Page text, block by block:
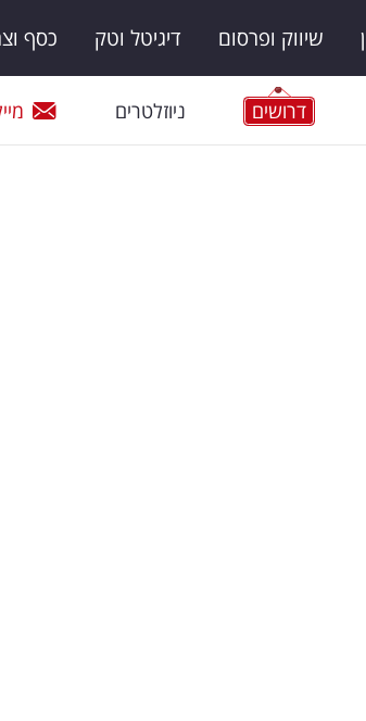
שיווק ופרסום דיגיטל וטק כסף
דרושים ניוזלטרים